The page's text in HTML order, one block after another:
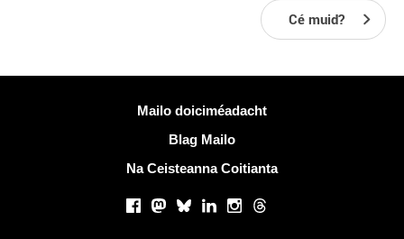
Cé muid?
Mailo doiciméadacht
Blag Mailo
Na Ceisteanna Coitianta
Facebook
Mastodon
BlueskyLinkedInInstagram
Threads